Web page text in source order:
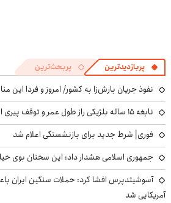
پربازدیدترین پربحث‌ترین
نفوذ جریان بارش‌زا به کشور/ امروز و فردا این
نابغه ۱۵ ساله بلژیکی راز طول عمر و توقف پیری انسان را کشف می‌کند؟
فوری| شرط جدید برای بازنشستگی اعلام شد
جمهوری اسلامی هشدار داد: این سخنان بوی
آمریکایی شد